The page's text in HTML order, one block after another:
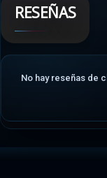
RESEÑAS
No hay reseñas de